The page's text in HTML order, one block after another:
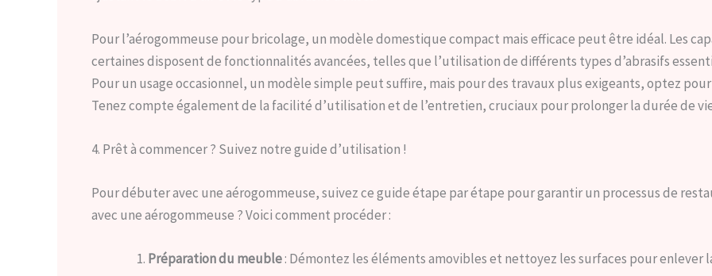
Pour l’aérogommeuse pour bricolage, un modèle domestique compact mais efficace peut être idéal. Les
certaines disposent de fonctionnalités avancées, telles que l’utilisation de différents types d’abrasifs
Pour un usage occasionnel, un modèle simple peut suffire, mais pour des travaux plus exigeants, optez
Tenez compte également de la facilité d’utilisation et de l’entretien, cruciaux pour prolonger la durée de
4. Prêt à commencer ? Suivez notre guide d’utilisation !
Pour débuter avec une aérogommeuse, suivez ce guide étape par étape pour garantir un processus de
avec une aérogommeuse ? Voici comment procéder :
Préparation du meuble: Démontez les éléments amovibles et nettoyez les surfaces pour enlever